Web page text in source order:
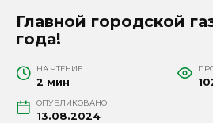
Главной городской
года!
НА ЧТЕНИЕ
2 мин
ОПУБЛИКОВАНО
13.08.2024